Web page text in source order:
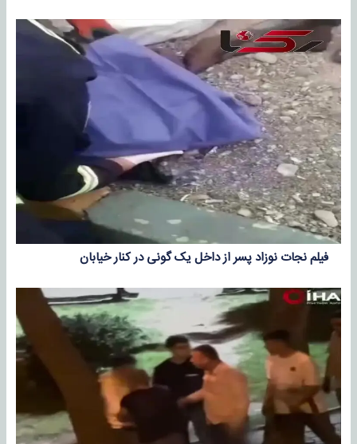
فیلم نجات نوزاد پسر از داخل یک گونی در کنار خیابان